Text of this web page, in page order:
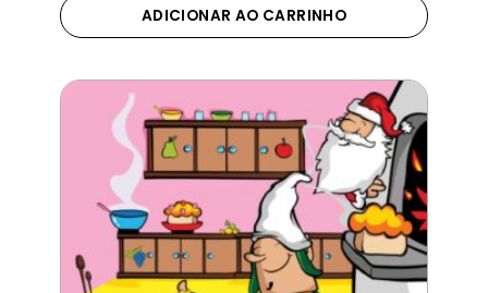
ADICIONAR AO CARRINHO